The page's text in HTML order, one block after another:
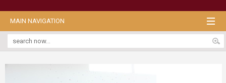
MAIN NAVIGATION